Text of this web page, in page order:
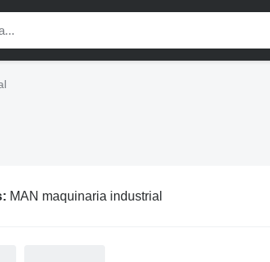
MAN maquinaria industrial